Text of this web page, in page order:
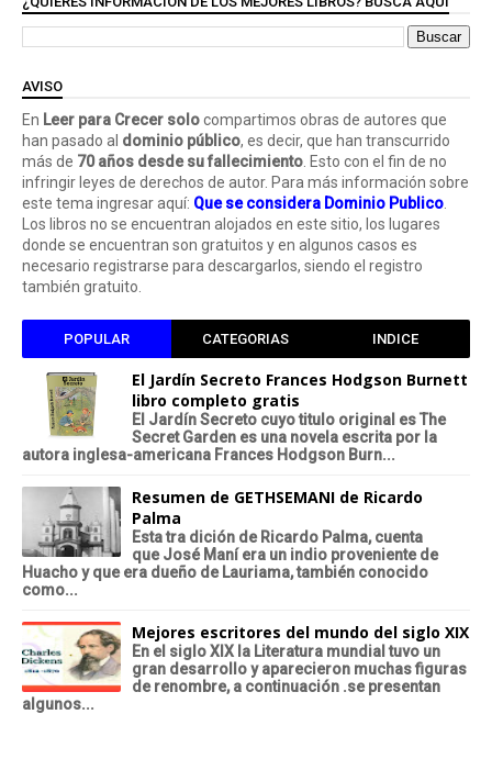
AVISO
En Leer para Crecer solocompartimos obras de autores que
han pasado al dominio público, es decir, que han transcurrido
más de 70 años desde su fallecimiento . Esto con el fin de no
infringir leyes de derechos de autor. Para más información sobre
este tema ingresar aquí: Que se considera Dominio Publico
Los libros no se encuentran alojados en este sitio, los lugares
donde se encuentran son gratuitos y en algunos casos es
necesario registrarse para descargarlos, siendo el registro
también gratuito.
POPULAR CATEGORIAS INDICE
El Jardín Secreto Frances Hodgson Burnett
libro completo gratis
El Jardín Secreto cuyo titulo original es The
Secret Garden es una novela escrita por la
autora inglesa-americana Frances Hodgson Burn...
Resumen de GETHSEMANI de Ricardo
Palma
Esta tra dición de Ricardo Palma, cuenta
que José Maní era un indio proveniente de
Huacho y que era dueño de Lauriama, también conocido
como...
Mejores escritores del mundo del siglo XIX
En el siglo XIX la Literatura mundial tuvo un
gran desarrollo y aparecieron muchas figuras
de renombre, a continuación .se presentan
algunos...